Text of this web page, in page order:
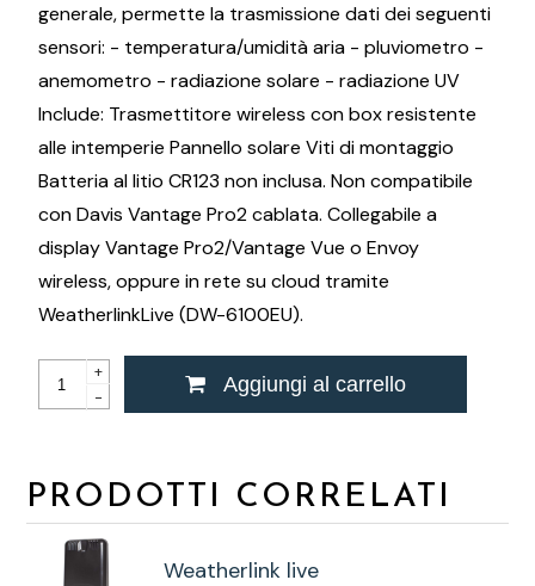
generale, permette la trasmissione dati dei seguenti
sensori: - temperatura/umidità aria - pluviometro -
anemometro - radiazione solare - radiazione UV
Include: Trasmettitore wireless con box resistente
alle intemperie Pannello solare Viti di montaggio
Batteria al litio CR123 non inclusa. Non compatibile
con Davis Vantage Pro2 cablata. Collegabile a
display Vantage Pro2/Vantage Vue o Envoy
wireless, oppure in rete su cloud tramite
WeatherlinkLive (DW-6100EU).
+
-
Aggiungi al carrello
PRODOTTI CORRELATI
Weatherlink live